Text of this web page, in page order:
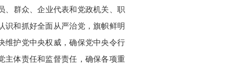
群众、企业代表和党政机关、职
识和抓好全面从严治党，旗帜鲜明
维护党中央权威，确保党中央令行
主体责任和监督责任，确保各项重